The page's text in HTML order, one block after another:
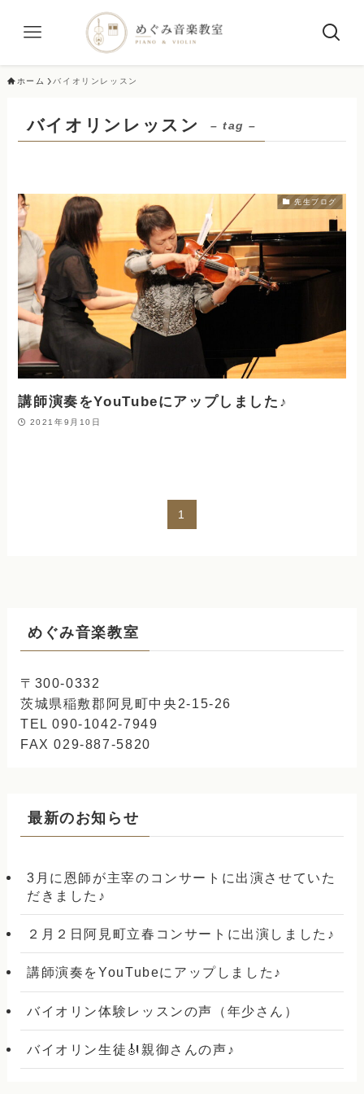
ホーム バイオリンレッスン
バイオリンレッスン – tag –
先生ブログ
講師演奏をYouTubeにアップしました♪
2021年9月10日
1
めぐみ音楽教室
〒300-0332
茨城県稲敷郡阿見町中央2-15-26
TEL 090-1042-7949
FAX 029-887-5820
最新のお知らせ
3月に恩師が主宰のコンサートに出演させていた
だきました♪
２月２日阿見町立春コンサートに出演しました♪
講師演奏をYouTubeにアップしました♪
バイオリン体験レッスンの声（年少さん）
バイオリン生徒🎻親御さんの声♪